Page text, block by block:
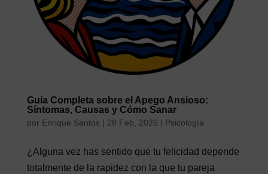
Guía Completa sobre el Apego Ansioso:
Síntomas, Causas y Cómo Sanar
por Enrique Santos | 28 Feb, 2026 | Psicología
¿Alguna vez has sentido que tu felicidad depende
totalmente de la rapidez con la que tu pareja